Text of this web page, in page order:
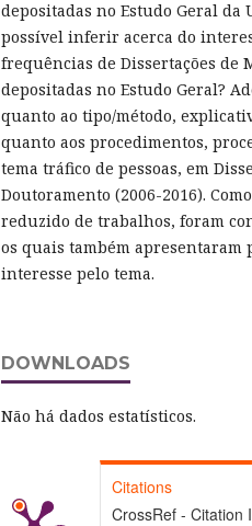
depositadas no Estudo Geral da
possível inferir acerca do
frequências de Dissertações de
depositadas no Estudo Geral?
quanto ao tipo/método,
quanto aos procedimentos,
tema tráfico de pessoas, em
Doutoramento (2006-2016).
reduzido de trabalhos, foram
os quais também
interesse pelo tema.
DOWNLOADS
Não há dados estatísticos.
Citations
CrossRef - Citation